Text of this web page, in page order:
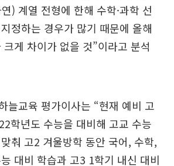
) 계열 전형에 한해 수학·과학 선
정하는 경우가 많기 때문에 올해
게 차이가 없을 것”이라고 분석
늘교육 평가이사는 “현재 예비 고
학년도 수능을 대비해 고교 수능
춰 고2 겨울방학 동안 국어, 수학,
대비 학습과 고3 1학기 내신 대비